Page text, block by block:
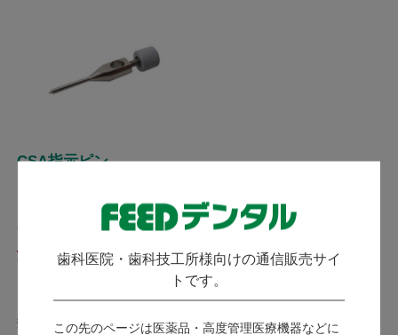
歯科医院・歯科技工所様向けの通信販売サイ
トです。
この先のページは医薬品・高度管理医療機器などに
CSA指示ピン
発送：
2,270
10ポイント～
数量：